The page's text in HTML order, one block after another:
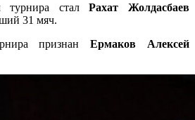
турнира сталРахат Жолдасбаев
31 мяч.
признанЕрмаков Алексей